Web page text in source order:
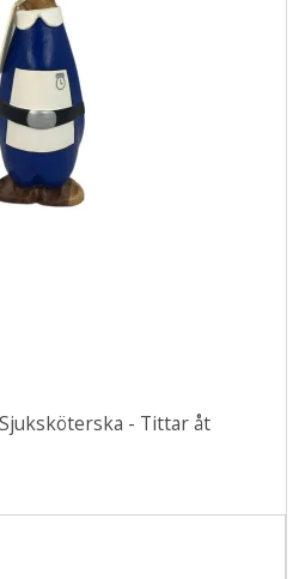
- Tittar åt